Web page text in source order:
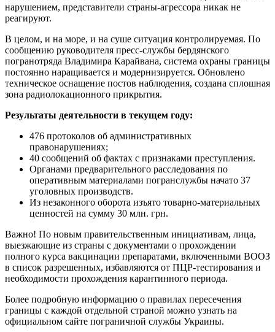
нарушением, представители страны-агрессора никак не
реагируют.
В целом, и на море, и на суше ситуация контролируемая. По
сообщению руководителя пресс-службы бердянского
погранотряда Владимира Карайвана, система охраны границы
постоянно наращивается и модернизируется. Обновлено
техническое оснащение постов наблюдения, создана сплошная
зона радиолокационного прикрытия.
Результаты деятельности в текущем году:
476 протоколов об административных
правонарушениях;
40 сообщений об фактах с признаками преступления.
Органами предварительного расследования по
оперативным материалами погранслужбы начато 37
уголовных производств.
Из незаконного оборота изъято товарно-материальных
ценностей на сумму 30 млн. грн.
Важно! По новым правительственным инициативам, лица,
выезжающие из страны с документами о прохождении
полного курса вакцинации препаратами, включенными ВООЗ
в список разрешенных, избавляются от ПЦР-тестирования и
необходимости прохождения карантинного периода.
Более подробную информацию о правилах пересечения
границы с каждой отдельной страной можно узнать на
официальном сайте пограничной службы Украины.